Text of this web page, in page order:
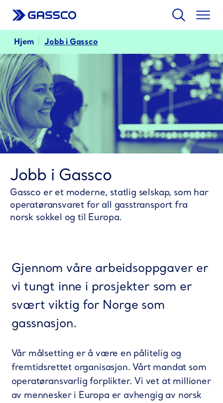
Søk
Hjem Jobb i Gassco
Jobb i Gassco
Gassco er et moderne, statlig selskap, som har
operatøransvaret for all gasstransport fra
norsk sokkel og til Europa.
Gjennom våre arbeidsoppgaver er
vi tungt inne i prosjekter som er
svært viktig for Norge som
gassnasjon.
Vår målsetting er å være en pålitelig og
fremtidsrettet organisasjon. Vårt mandat som
operatøransvarlig forplikter. Vi vet at millioner
av mennesker i Europa er avhengig av norsk